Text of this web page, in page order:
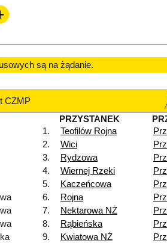
są na żądanie.
CZMP
PRZYSTANEK
1.
Teofilów Rojna
2. Wici
3. Rydzowa
4. Wiernej Rzeki
5. Kaczeńcowa
6. Rojna
7. Nektarowa NŻ
8. Rąbieńska
9. Kwiatowa NŻ